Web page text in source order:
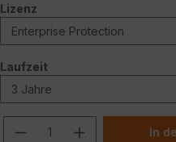
Lizenz
Laufzeitauswählen
Produkt Anzahl:
In